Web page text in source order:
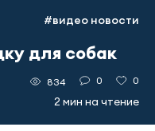
#видео новости
для собак
834 0 0
2 мин на чтение